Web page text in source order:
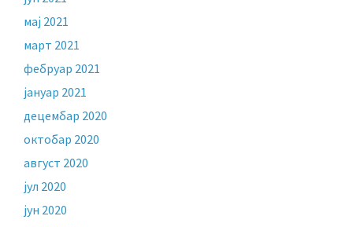
мај 2021
март 2021
фебруар 2021
јануар 2021
децембар 2020
октобар 2020
август 2020
јул 2020
јун 2020